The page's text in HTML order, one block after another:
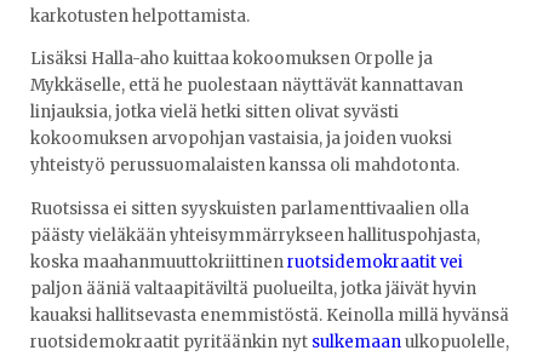
karkotusten helpottamista.
Lisäksi Halla-aho kuittaa kokoomuksen Orpolle ja
Mykkäselle, että he puolestaan näyttävät kannattavan
linjauksia, jotka vielä hetki sitten olivat syvästi
kokoomuksen arvopohjan vastaisia, ja joiden vuoksi
yhteistyö perussuomalaisten kanssa oli mahdotonta.
Ruotsissa ei sitten syyskuisten parlamenttivaalien olla
päästy vieläkään yhteisymmärrykseen hallituspohjasta,
koska maahanmuuttokriittinenruotsidemokraatit vei
paljon ääniä valtaapitäviltä puolueilta, jotka jäivät hyvin
kauaksi hallitsevasta enemmistöstä. Keinolla millä hyvänsä
ruotsidemokraatit pyritäänkin nyt sulkemaanulkopuolelle,